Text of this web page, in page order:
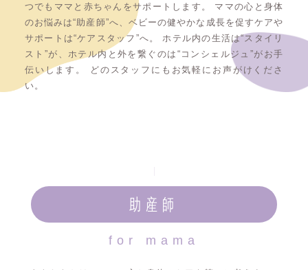
つでもママと赤ちゃんをサポートします。 ママの心と身体
のお悩みは“助産師”へ、ベビーの健やかな成長を促すケアや
サポートは“ケアスタッフ”へ。 ホテル内の生活は“スタイリ
スト”が、ホテル内と外を繋ぐのは“コンシェルジュ”がお手
伝いします。 どのスタッフにもお気軽にお声がけくださ
い。
助産師
for mama